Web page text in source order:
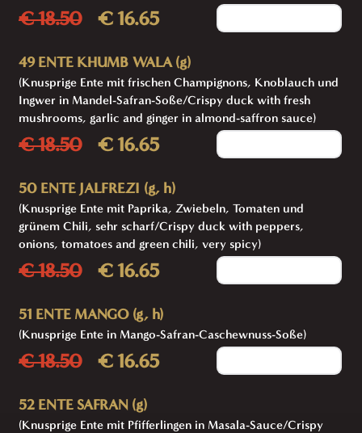
€ 18.50 € 16.65
49 ENTE KHUMB WALA (g)
(Knusprige Ente mit frischen Champignons, Knoblauch und
Ingwer in Mandel-Safran-Soße/Crispy duck with fresh
mushrooms, garlic and ginger in almond-saffron sauce)
€ 18.50 € 16.65
50 ENTE JALFREZI (g, h)
(Knusprige Ente mit Paprika, Zwiebeln, Tomaten und
grünem Chili, sehr scharf/Crispy duck with peppers,
onions, tomatoes and green chili, very spicy)
€ 18.50 € 16.65
51 ENTE MANGO (g, h)
(Knusprige Ente in Mango-Safran-Caschewnuss-Soße)
€ 18.50 € 16.65
52 ENTE SAFRAN (g)
(Knusprige Ente mit Pfifferlingen in Masala-Sauce/Crispy